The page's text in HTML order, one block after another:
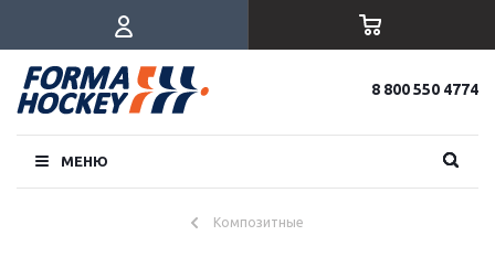
8 800 550 4774
МЕНЮ
Композитные